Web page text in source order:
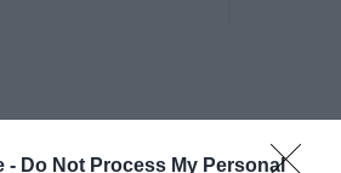
- Do Not Process My Personal